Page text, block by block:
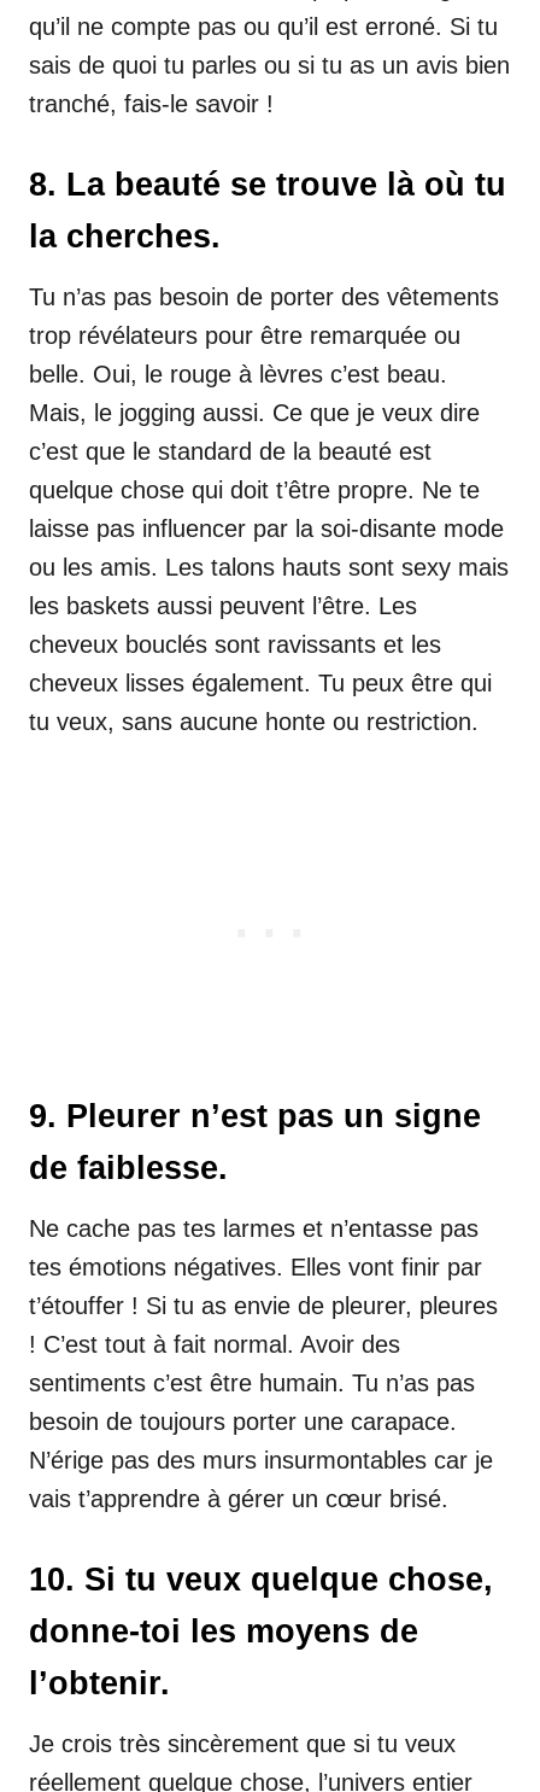
qu’il ne compte pas ou qu’il est erroné. Si tu
sais de quoi tu parles ou si tu as un avis bien
tranché, fais-le savoir !
8. La beauté se trouve là où tu
la cherches.
Tu n’as pas besoin de porter des vêtements
trop révélateurs pour être remarquée ou
belle. Oui, le rouge à lèvres c’est beau.
Mais, le jogging aussi. Ce que je veux dire
c’est que le standard de la beauté est
quelque chose qui doit t’être propre. Ne te
laisse pas influencer par la soi-disante mode
ou les amis. Les talons hauts sont sexy mais
les baskets aussi peuvent l’être. Les
cheveux bouclés sont ravissants et les
cheveux lisses également. Tu peux être qui
tu veux, sans aucune honte ou restriction.
9. Pleurer n’est pas un signe
de faiblesse.
Ne cache pas tes larmes et n’entasse pas
tes émotions négatives. Elles vont finir par
t’étouffer ! Si tu as envie de pleurer, pleures
! C’est tout à fait normal. Avoir des
sentiments c’est être humain. Tu n’as pas
besoin de toujours porter une carapace.
N’érige pas des murs insurmontables car je
vais t’apprendre à gérer un cœur brisé.
10. Si tu veux quelque chose,
donne-toi les moyens de
l’obtenir.
Je crois très sincèrement que si tu veux
réellement quelque chose, l’univers entier